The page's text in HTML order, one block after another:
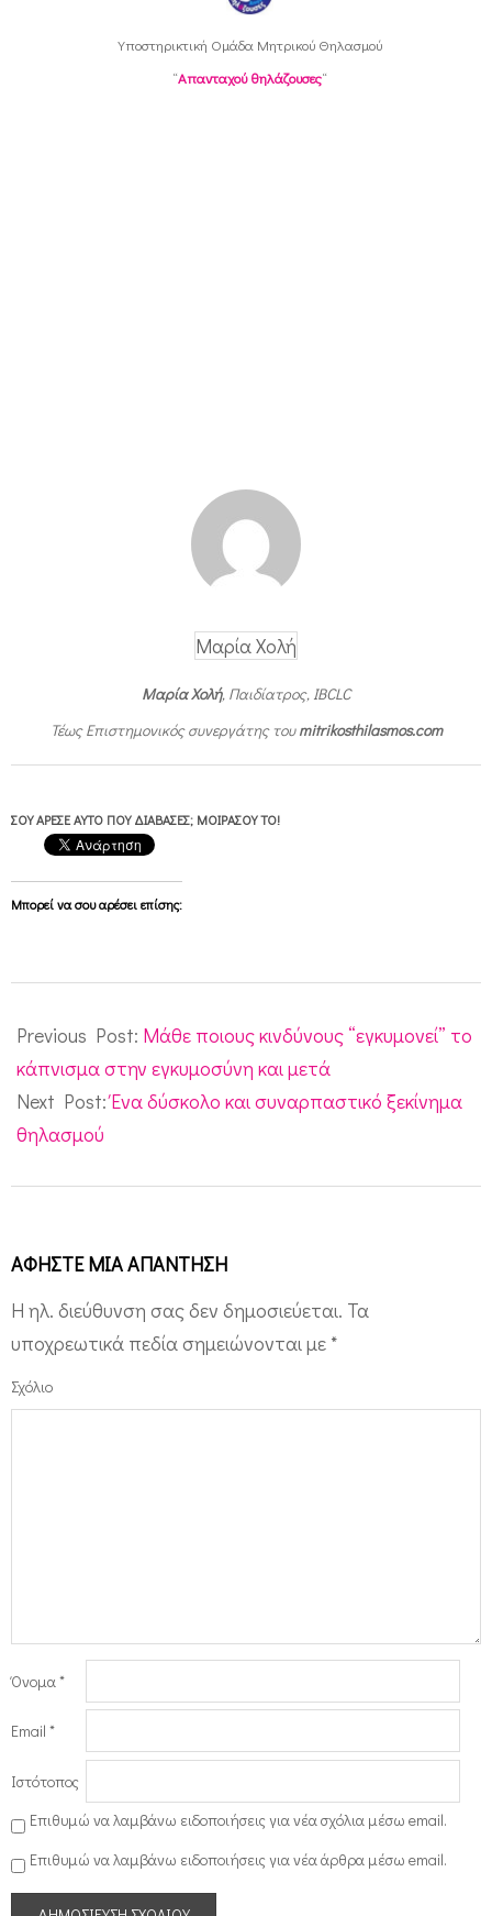
Υποστηρικτική Oμάδα Μητρικού Θηλασμού
“Απανταχού θηλάζουσες“
Μαρία Χολή
Μαρία Χολή, Παιδίατρος, IBCLC
Τέως Επιστημονικός συνεργάτης τουmitrikosthilasmos.com
ΣΟΥ ΆΡΕΣΕ ΑΥΤΌ ΠΟΥ ΔΙΆΒΑΣΕΣ; ΜΟΙΡΆΣΟΥ ΤΟ!
Μπορεί να σου αρέσει επίσης:
10-
10
Previous Post: Μάθε ποιους κινδύνους “εγκυμονεί” το
κάπνισμα στην εγκυμοσύνη και μετά
Next Post:Ένα δύσκολο και συναρπαστικό ξεκίνημα
θηλασμού
ΑΦΉΣΤΕ ΜΙΑ ΑΠΆΝΤΗΣΗ
Η ηλ. διεύθυνση σας δεν δημοσιεύεται. Τα
υποχρεωτικά πεδία σημειώνονται με *
Σχόλιο
Όνομα *
Email *
Ιστότοπος
Επιθυμώ να λαμβάνω ειδοποιήσεις για νέα σχόλια μέσω email.
Επιθυμώ να λαμβάνω ειδοποιήσεις για νέα άρθρα μέσω email.